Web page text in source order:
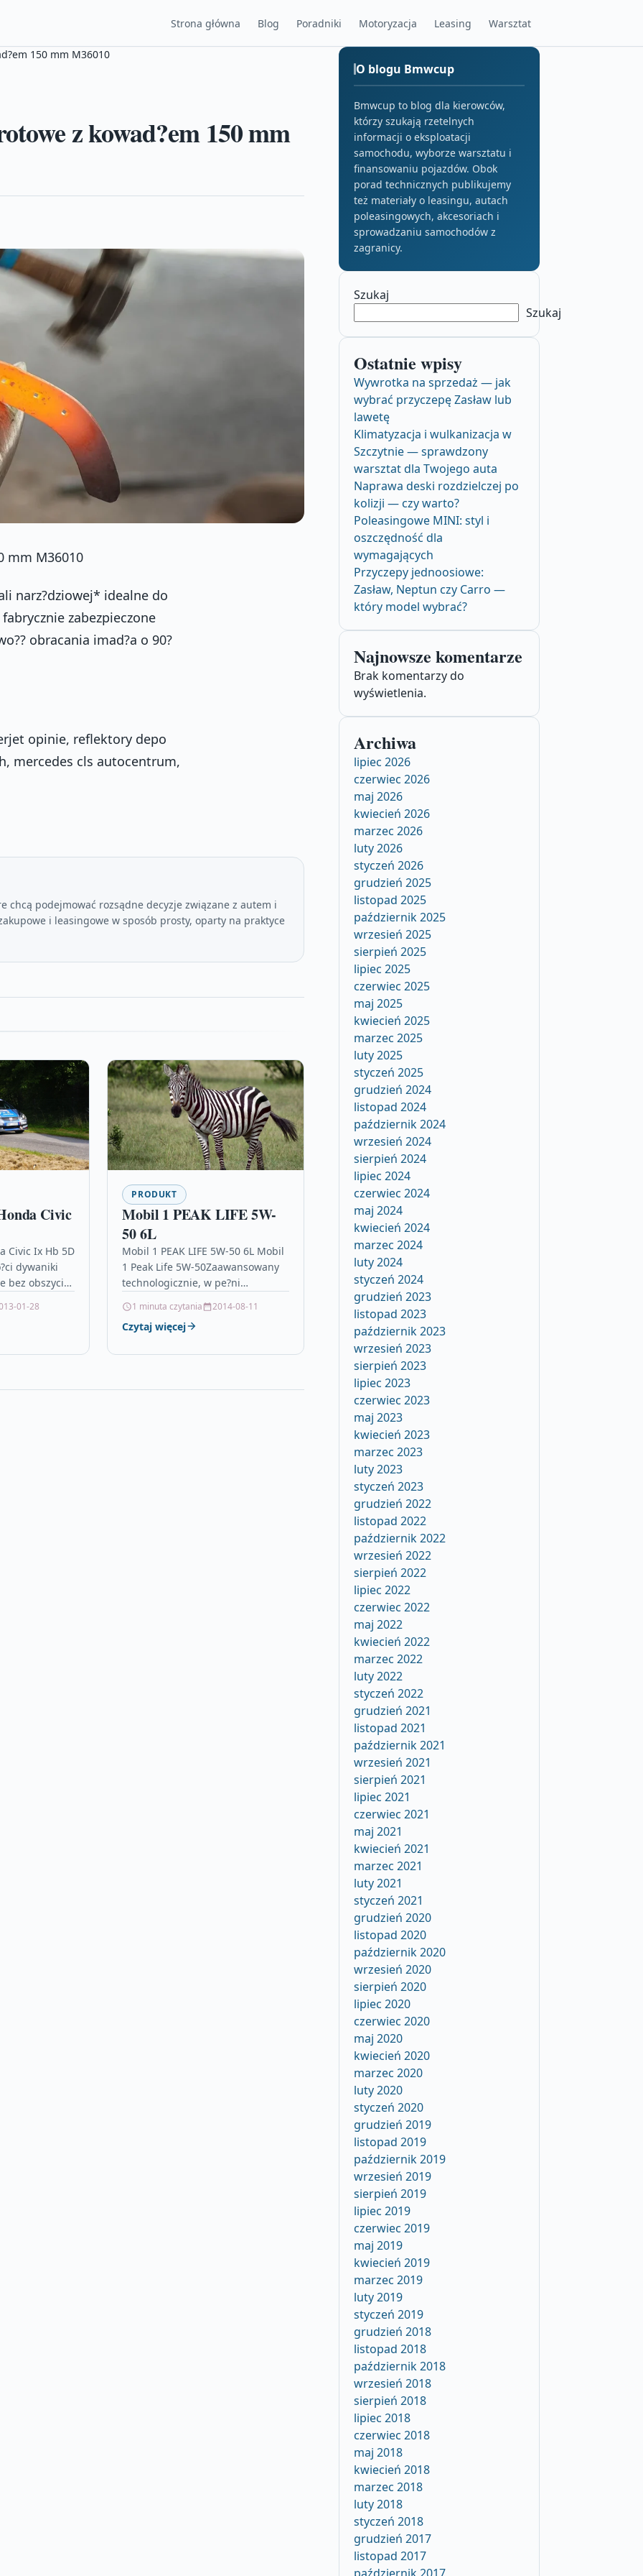
Strona główna Blog Poradniki Motoryzacja Leasing Warsztat
150 mm M36010
z kowad?em 150 mm
mm M36010
narz?dziowej* idealne do
zabezpieczone
obracania imad?a o 90?
opinie, reflektory depo
mercedes cls autocentrum,
chcą podejmować rozsądne decyzje związane z autem i
i leasingowe w sposób prosty, oparty na praktyce
Civic
Civic Ix Hb 5D
dywaniki
bez obszycia
01-28
PRODUKT
Mobil 1 PEAK LIFE 5W-
50 6L
Mobil 1 PEAK LIFE 5W-50 6L Mobil
1 Peak Life 5W-50Zaawansowany
technologicznie, w pe?ni
jest wiod?c? na ?wiecie mark? w…
1 minuta czytania 2014-08-11
Czytaj więcej
O blogu Bmwcup
Bmwcup to blog dla kierowców,
którzy szukają rzetelnych
informacji o eksploatacji
samochodu, wyborze warsztatu i
finansowaniu pojazdów. Obok
porad technicznych publikujemy
też materiały o leasingu, autach
poleasingowych, akcesoriach i
sprowadzaniu samochodów z
zagranicy.
Szukaj
Szukaj
Ostatnie wpisy
Wywrotka na sprzedaż — jak
wybrać przyczepę Zasław lub
lawetę
Klimatyzacja i wulkanizacja w
Szczytnie — sprawdzony
warsztat dla Twojego auta
Naprawa deski rozdzielczej po
kolizji — czy warto?
Poleasingowe MINI: styl i
oszczędność dla
wymagających
Przyczepy jednoosiowe:
Zasław, Neptun czy Carro —
który model wybrać?
Najnowsze komentarze
Brak komentarzy do
wyświetlenia.
Archiwa
lipiec 2026
czerwiec 2026
maj 2026
kwiecień 2026
marzec 2026
luty 2026
styczeń 2026
grudzień 2025
listopad 2025
październik 2025
wrzesień 2025
sierpień 2025
lipiec 2025
czerwiec 2025
maj 2025
kwiecień 2025
marzec 2025
luty 2025
styczeń 2025
grudzień 2024
listopad 2024
październik 2024
wrzesień 2024
sierpień 2024
lipiec 2024
czerwiec 2024
maj 2024
kwiecień 2024
marzec 2024
luty 2024
styczeń 2024
grudzień 2023
listopad 2023
październik 2023
wrzesień 2023
sierpień 2023
lipiec 2023
czerwiec 2023
maj 2023
kwiecień 2023
marzec 2023
luty 2023
styczeń 2023
grudzień 2022
listopad 2022
październik 2022
wrzesień 2022
sierpień 2022
lipiec 2022
czerwiec 2022
maj 2022
kwiecień 2022
marzec 2022
luty 2022
styczeń 2022
grudzień 2021
listopad 2021
październik 2021
wrzesień 2021
sierpień 2021
lipiec 2021
czerwiec 2021
maj 2021
kwiecień 2021
marzec 2021
luty 2021
styczeń 2021
grudzień 2020
listopad 2020
październik 2020
wrzesień 2020
sierpień 2020
lipiec 2020
czerwiec 2020
maj 2020
kwiecień 2020
marzec 2020
luty 2020
styczeń 2020
grudzień 2019
listopad 2019
październik 2019
wrzesień 2019
sierpień 2019
lipiec 2019
czerwiec 2019
maj 2019
kwiecień 2019
marzec 2019
luty 2019
styczeń 2019
grudzień 2018
listopad 2018
październik 2018
wrzesień 2018
sierpień 2018
lipiec 2018
czerwiec 2018
maj 2018
kwiecień 2018
marzec 2018
luty 2018
styczeń 2018
grudzień 2017
listopad 2017